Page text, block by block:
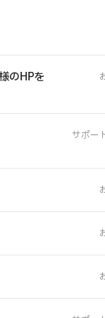
のHPを